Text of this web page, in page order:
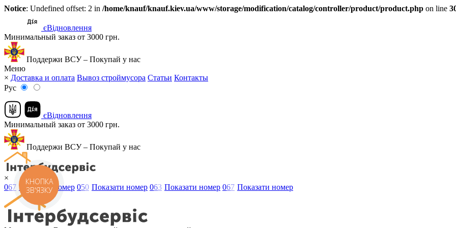
Notice: Undefined offset: 2 in /home/knauf/knauf.kiev.ua/www/storage/modification/catalog/controller/product/product.php on line
єВідновлення
Минимальный заказ от 3000 грн.
Поддержи ВСУ – Покупай у нас
Меню
× Доставка и оплата Вывоз строймусора Статьи Контакты
Рус
єВідновлення
Минимальный заказ от 3000 грн.
Поддержи ВСУ – Покупай у нас
×
067 Показати номер 050 Показати номер 063 Показати номер 067 Показати номер
КНОПКА
ЗВ'ЯЗКУ